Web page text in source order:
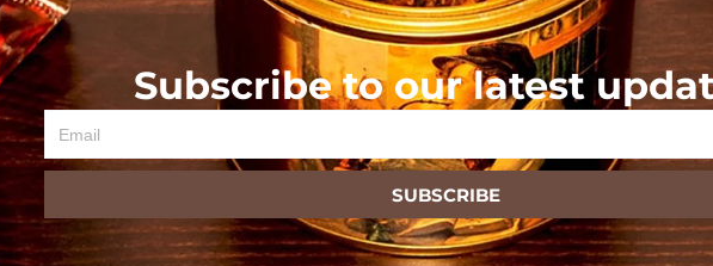
Subscribe to our latest
Email
SUBSCRIBE